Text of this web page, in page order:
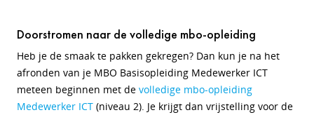
Doorstromen naar de volledige mbo-opleiding
Heb je de smaak te pakken gekregen? Dan kun je na het
afronden van je MBO Basisopleiding Medewerker ICT
meteen beginnen met de volledige mbo-opleiding
Medewerker ICT (niveau 2). Je krijgt dan vrijstelling voor de